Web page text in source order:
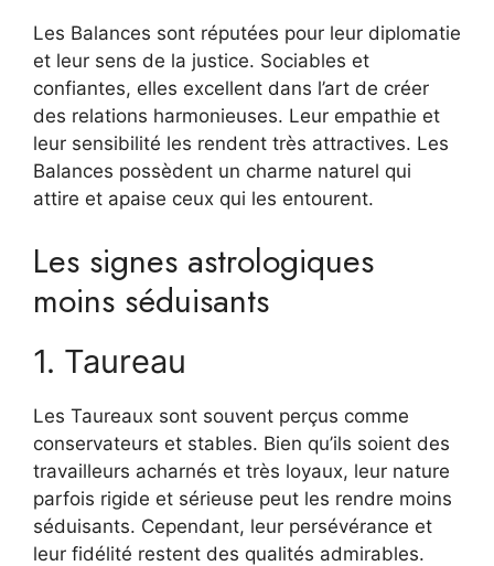
Les Balances sont réputées pour leur diplomatie
et leur sens de la justice. Sociables et
confiantes, elles excellent dans l’art de créer
des relations harmonieuses. Leur empathie et
leur sensibilité les rendent très attractives. Les
Balances possèdent un charme naturel qui
attire et apaise ceux qui les entourent.
Les signes astrologiques
moins séduisants
1. Taureau
Les Taureaux sont souvent perçus comme
conservateurs et stables. Bien qu’ils soient des
travailleurs acharnés et très loyaux, leur nature
parfois rigide et sérieuse peut les rendre moins
séduisants. Cependant, leur persévérance et
leur fidélité restent des qualités admirables.